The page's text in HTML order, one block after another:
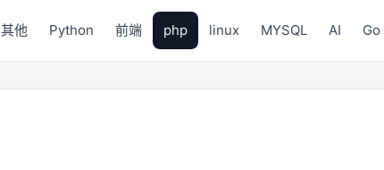
其他 Python 前端 php linux MYSQL AI Go